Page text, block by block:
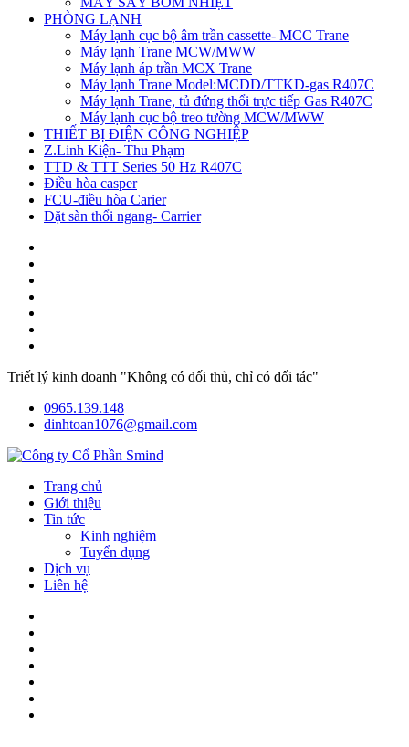
PHÒNG LẠNH
Máy lạnh cục bộ âm trần cassette- MCC Trane
Máy lạnh Trane MCW/MWW
Máy lạnh áp trần MCX Trane
Máy lạnh Trane Model:MCDD/TTKD-gas R407C
Máy lạnh Trane, tủ đứng thổi trực tiếp Gas R407C
Máy lạnh cục bộ treo tường MCW/MWW
THIẾT BỊ ĐIỆN CÔNG NGHIỆP
Z.Linh Kiện- Thu Phạm
TTD & TTT Series 50 Hz R407C
Điều hòa casper
FCU-điều hòa Carier
Đặt sàn thổi ngang- Carrier
Triết lý kinh doanh "Không có đối thủ, chỉ có đối tác"
0965.139.148
dinhtoan1076@gmail.com
Trang chủ
Giới thiệu
Tin tức
Kinh nghiệm
Tuyển dụng
Dịch vụ
Liên hệ